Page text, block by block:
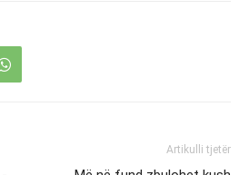
Artikulli tjetër